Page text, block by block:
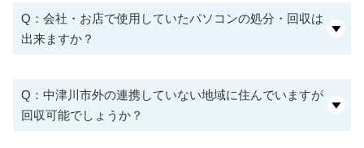
Q：会社・お店で使用していたパソコンの処分・回収は
出来ますか？
Q：中津川市外の連携していない地域に住んでいますが
回収可能でしょうか？